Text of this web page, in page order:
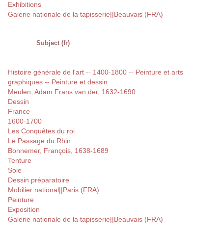
Exhibitions
Galerie nationale de la tapisserie||Beauvais (FRA)
Subject (fr)
Histoire générale de l'art -- 1400-1800 -- Peinture et arts
graphiques -- Peinture et dessin
Meulen, Adam Frans van der, 1632-1690
Dessin
France
1600-1700
Les Conquêtes du roi
Le Passage du Rhin
Bonnemer, François, 1638-1689
Tenture
Soie
Dessin préparatoire
Mobilier national||Paris (FRA)
Peinture
Exposition
Galerie nationale de la tapisserie||Beauvais (FRA)